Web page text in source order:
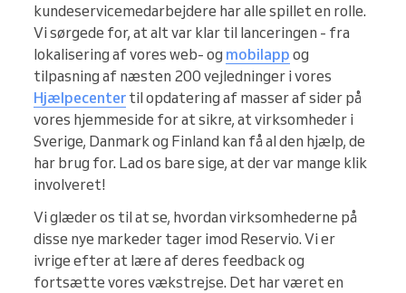
kundeservicemedarbejdere har alle spillet en rolle.
Vi sørgede for, at alt var klar til lanceringen - fra
lokalisering af vores web- og mobilapp og
tilpasning af næsten 200 vejledninger i vores
Hjælpecenter til opdatering af masser af sider på
vores hjemmeside for at sikre, at virksomheder i
Sverige, Danmark og Finland kan få al den hjælp, de
har brug for. Lad os bare sige, at der var mange klik
involveret!
Vi glæder os til at se, hvordan virksomhederne på
disse nye markeder tager imod Reservio. Vi er
ivrige efter at lære af deres feedback og
fortsætte vores vækstrejse. Det har været en